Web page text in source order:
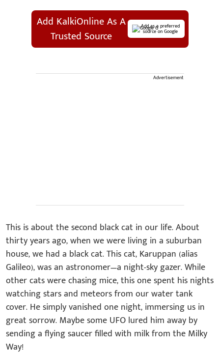
Add KalkiOnline As A
Trusted Source
Add as a preferred
source on Google
Advertisement
This is about the second black cat in our life. About
thirty years ago, when we were living in a suburban
house, we had a black cat. This cat, Karuppan (alias
Galileo), was an astronomer—a night-sky gazer. While
other cats were chasing mice, this one spent his nights
watching stars and meteors from our water tank
cover. He simply vanished one night, immersing us in
great sorrow. Maybe some UFO lured him away by
sending a flying saucer filled with milk from the Milky
Way!